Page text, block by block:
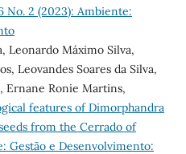
No. 2 (2023): Ambiente:
Leonardo Máximo Silva,
Leovandes Soares da Silva,
Ernane Ronie Martins,
features of Dimorphandra
from the Cerrado of
Gestão e Desenvolvimento: